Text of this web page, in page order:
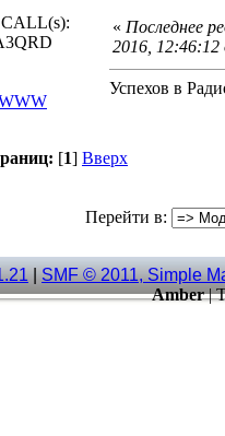
« Последнее
2016,
Успехов в
[1] Вверх
Перейти в:
|SMF © 2011, Simple
Amber|